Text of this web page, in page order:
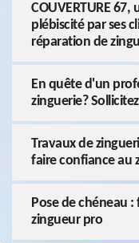
COUVERTURE
plébiscité par ses
réparation de
En quête d'un
zinguerie?
Travaux de
faire confiance au
Pose de chéneau
zingueur pro